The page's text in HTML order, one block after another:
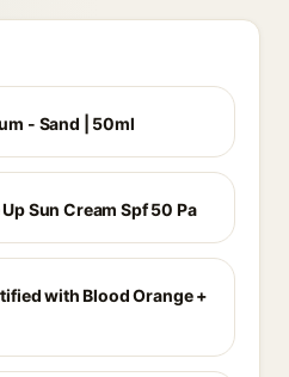
- Sand | 50ml
Sun Cream Spf 50 Pa
with Blood Orange +